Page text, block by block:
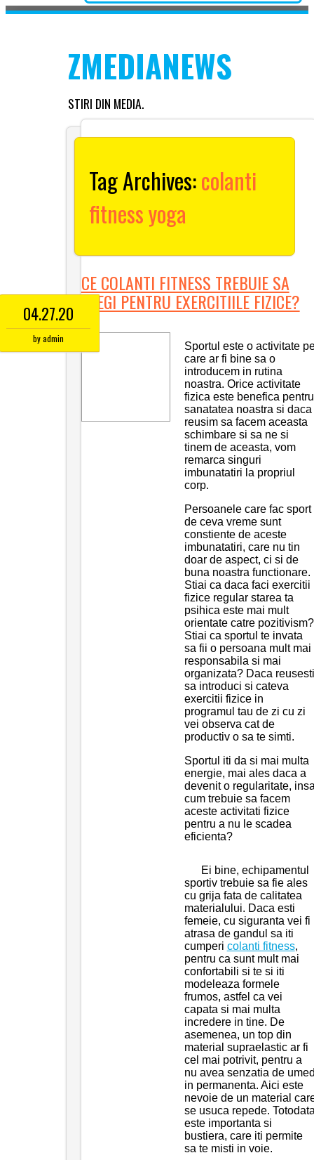
Skip
ZMEDIANEWS
STIRI DIN MEDIA.
Tag Archives:colanti
fitness yoga
04.27.20
byadmin
CE COLANTI FITNESS TREBUIE SA
ALEGI PENTRU EXERCITIILE FIZICE?
Sportul este o activitate
care ar fi bine sa o
introducem in rutina
noastra. Orice activitate
fizica este benefica pentru
sanatatea noastra si daca
reusim sa facem aceasta
schimbare si sa ne si
tinem de aceasta, vom
remarca singuri
imbunatatiri la propriul
corp.
Persoanele care fac sport
de ceva vreme sunt
constiente de aceste
imbunatatiri, care nu tin
doar de aspect, ci si de
buna noastra functionare.
Stiai ca daca faci exercitii
fizice regular starea ta
psihica este mai mult
orientate catre pozitivism?
Stiai ca sportul te invata
sa fii o persoana mult mai
responsabila si mai
organizata? Daca reusesti
sa introduci si cateva
exercitii fizice in
programul tau de zi cu zi
vei observa cat de
productiv o sa te simti.
Sportul iti da si mai multa
energie, mai ales daca a
devenit o regularitate,
cum trebuie sa facem
aceste activitati fizice
pentru a nu le scadea
eficienta?
Ei bine, echipamentul
sportiv trebuie sa fie ales
cu grija fata de calitatea
materialului. Daca esti
femeie, cu siguranta vei fi
atrasa de gandul sa iti
cumperi colanti fitness,
pentru ca sunt mult mai
confortabili si te si iti
modeleaza formele
frumos, astfel ca vei
capata si mai multa
incredere in tine. De
asemenea, un top din
material supraelastic ar fi
cel mai potrivit, pentru a
nu avea senzatia de
in permanenta. Aici este
nevoie de un material
se usuca repede.
este importanta si
bustiera, care iti permite
sa te misti in voie.